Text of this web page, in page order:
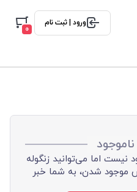
ورود | ثبت نام
0
ناموجود
نیست اما می‌توانید زنگوله
موجود شدن، به شما خبر